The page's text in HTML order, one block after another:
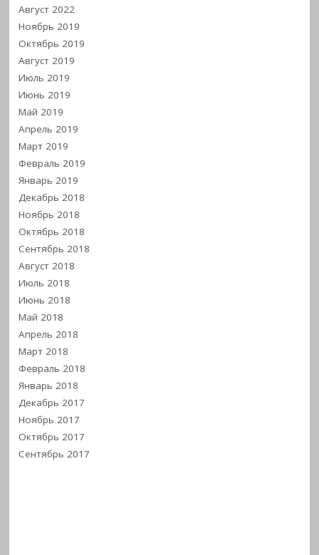
Август 2022
Ноябрь 2019
Октябрь 2019
Август 2019
Июль 2019
Июнь 2019
Май 2019
Апрель 2019
Март 2019
Февраль 2019
Январь 2019
Декабрь 2018
Ноябрь 2018
Октябрь 2018
Сентябрь 2018
Август 2018
Июль 2018
Июнь 2018
Май 2018
Апрель 2018
Март 2018
Февраль 2018
Январь 2018
Декабрь 2017
Ноябрь 2017
Октябрь 2017
Сентябрь 2017